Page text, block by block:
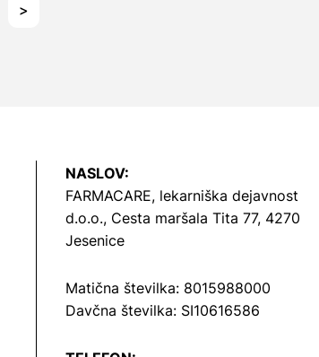
>
NASLOV:
FARMACARE, lekarniška dejavnost
d.o.o., Cesta maršala Tita 77, 4270
Jesenice
Matična številka: 8015988000
Davčna številka: SI10616586